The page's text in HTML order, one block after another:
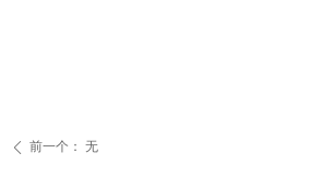
ꄴ 前一个： 无